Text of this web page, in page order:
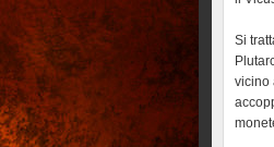
Si
vicino